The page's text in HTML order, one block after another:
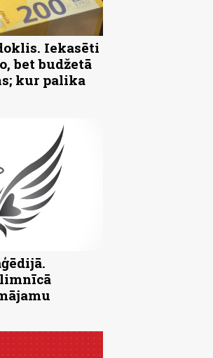
Iekasēti
bet budžetā
kur palika